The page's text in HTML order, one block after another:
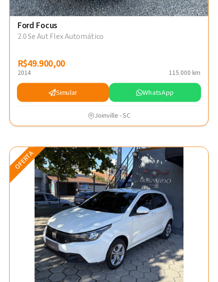
Ford Focus
2.0 Se Aut Flex Automático
R$49.900,00
R$49.900,00
2014 115.000 km
Simular WhatsApp
Joinville - SC
OFERTA